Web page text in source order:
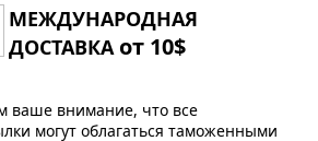
МЕЖДУНАРОДНАЯ
ДОСТАВКА от 10$
ваше внимание, что все
могут облагаться таможенными